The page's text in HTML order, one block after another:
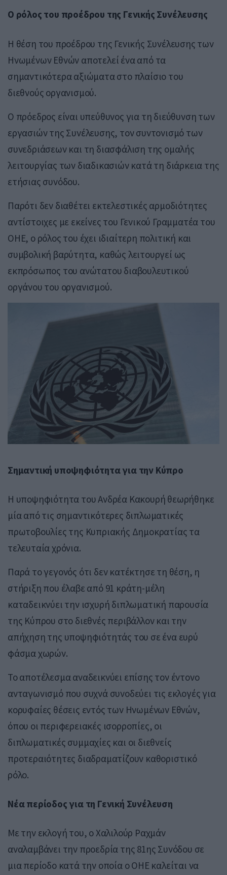
Ο ρόλος του προέδρου της Γενικής Συνέλευσης
Η θέση του προέδρου της Γενικής Συνέλευσης των
Ηνωμένων Εθνών αποτελεί ένα από τα
σημαντικότερα αξιώματα στο πλαίσιο του
διεθνούς οργανισμού.
Ο πρόεδρος είναι υπεύθυνος για τη διεύθυνση των
εργασιών της Συνέλευσης, τον συντονισμό των
συνεδριάσεων και τη διασφάλιση της ομαλής
λειτουργίας των διαδικασιών κατά τη διάρκεια της
ετήσιας συνόδου.
Παρότι δεν διαθέτει εκτελεστικές αρμοδιότητες
αντίστοιχες με εκείνες του Γενικού Γραμματέα του
ΟΗΕ, ο ρόλος του έχει ιδιαίτερη πολιτική και
συμβολική βαρύτητα, καθώς λειτουργεί ως
εκπρόσωπος του ανώτατου διαβουλευτικού
οργάνου του οργανισμού.
Σημαντική υποψηφιότητα για την Κύπρο
Η υποψηφιότητα του Ανδρέα Κακουρή θεωρήθηκε
μία από τις σημαντικότερες διπλωματικές
πρωτοβουλίες της Κυπριακής Δημοκρατίας τα
τελευταία χρόνια.
Παρά το γεγονός ότι δεν κατέκτησε τη θέση, η
στήριξη που έλαβε από 91 κράτη-μέλη
καταδεικνύει την ισχυρή διπλωματική παρουσία
της Κύπρου στο διεθνές περιβάλλον και την
απήχηση της υποψηφιότητάς του σε ένα ευρύ
φάσμα χωρών.
Το αποτέλεσμα αναδεικνύει επίσης τον έντονο
ανταγωνισμό που συχνά συνοδεύει τις εκλογές για
κορυφαίες θέσεις εντός των Ηνωμένων Εθνών,
όπου οι περιφερειακές ισορροπίες, οι
διπλωματικές συμμαχίες και οι διεθνείς
προτεραιότητες διαδραματίζουν καθοριστικό
ρόλο.
Νέα περίοδος για τη Γενική Συνέλευση
Με την εκλογή του, ο Χαλιλούρ Ραχμάν
αναλαμβάνει την προεδρία της 81ης Συνόδου σε
μια περίοδο κατά την οποία ο ΟΗΕ καλείται να